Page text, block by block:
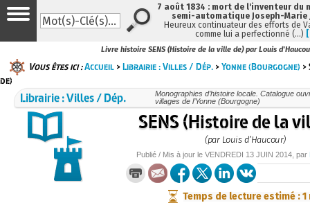
Livre histoire SENS (Histoire de la ville de) par Louis
Vous êtes ici :Accueil >Librairie : Villes / Dép. >Yonne (Bourgogne)
de)
Librairie : Villes / Dép.
Monographies d’histoire locale. Catalogue
villages de l’Yonne (Bourgogne)
SENS (Histoire de la
(par Louis d’Haucour)
Publié / Mis à jour le VENDREDI 13 JUIN 2014 , par
Temps de lecture estimé : 1
7 août 1834 : mort de l'inventeur du
semi-automatique Joseph-Marie
Heureux continuateur des efforts de
comme lui a perfectionné (…)